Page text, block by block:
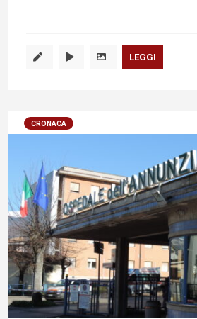
LEGGI
CRONACA